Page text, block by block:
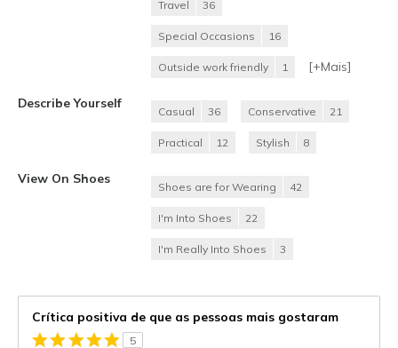
Travel 36
Special Occasions 16
Outside work friendly 1 [+Mais]
Describe Yourself
Casual 36 Conservative 21
Practical 12 Stylish 8
View On Shoes
Shoes are for Wearing 42
I'm Into Shoes 22
I'm Really Into Shoes 3
Crítica positiva de que as pessoas mais gostaram
5